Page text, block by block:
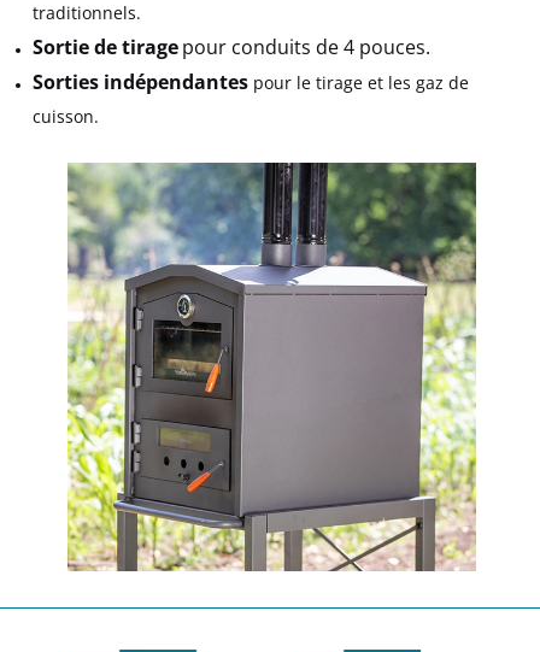
traditionnels.
Sortie de tiragepour conduits de 4 pouces.
Sorties indépendantes pour le tirage et les gaz de
cuisson.